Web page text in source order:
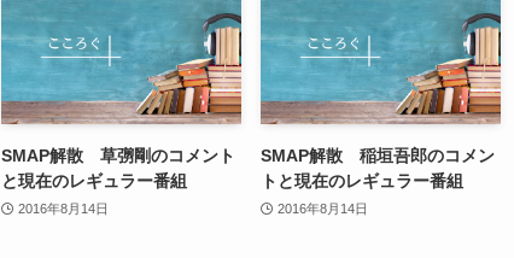
SMAP解散 草彅剛のコメント
と現在のレギュラー番組
2016年8月14日
SMAP解散 稲垣吾郎のコメン
トと現在のレギュラー番組
2016年8月14日